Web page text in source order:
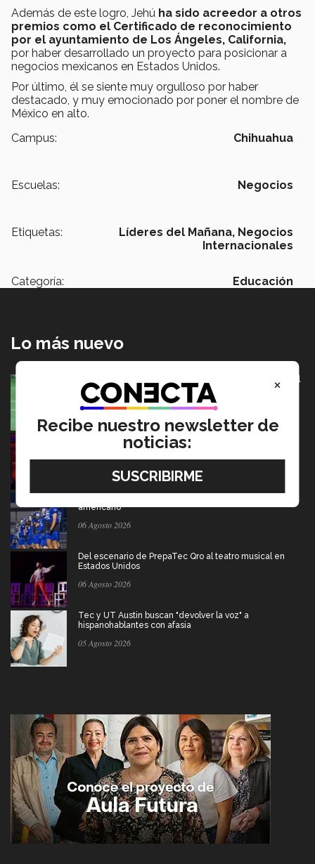
Además de este logro, Jehú ha sido acreedor a otros
premios como el Certificado de reconocimiento
por el ayuntamiento de Los Ángeles, California,
por haber desarrollado un proyecto para posicionar a
negocios mexicanos en Estados Unidos.
Por último, él se siente muy orgulloso por haber
destacado, y muy emocionado por poner el nombre de
México en alto.
Campus:
Chihuahua
Escuelas: Negocios
Etiquetas: Líderes del Mañana, Negocios
Internacionales
Categoría: Educación
Lo más nuevo
México va por pase olímpico en mundial de flag football
en Alemania
07 Agosto 2026
Música y teatro: EXATEC en el elenco de El Fantasma
de la Ópera México
americano
06 Agosto 2026
Del escenario de PrepaTec Qro al teatro musical en
Estados Unidos
06 Agosto 2026
Tec y UT Austin buscan "devolver la voz" a
hispanohablantes con afasia
05 Agosto 2026
×
Recibe nuestro newsletter de
noticias: